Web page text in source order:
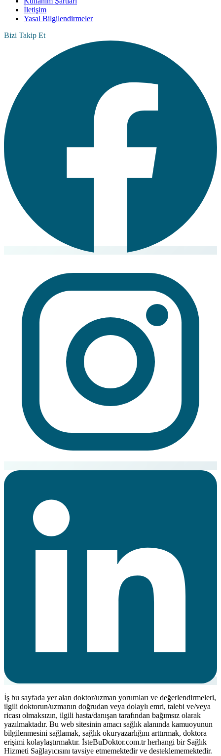
İletişim
Yasal Bilgilendirmeler
Bizi Takip Et
İş bu sayfada yer alan doktor/uzman yorumları ve değerlendirmeleri,
ilgili doktorun/uzmanın doğrudan veya dolaylı emri, talebi ve/veya
ricası olmaksızın, ilgili hasta/danışan tarafından bağımsız olarak
yazılmaktadır. Bu web sitesinin amacı sağlık alanında kamuoyunun
bilgilenmesini sağlamak, sağlık okuryazarlığını arttırmak, doktora
erişimi kolaylaştırmaktır. İsteBuDoktor.com.tr herhangi bir Sağlık
Hizmeti Sağlayıcısını tavsiye etmemektedir ve desteklememektedir.